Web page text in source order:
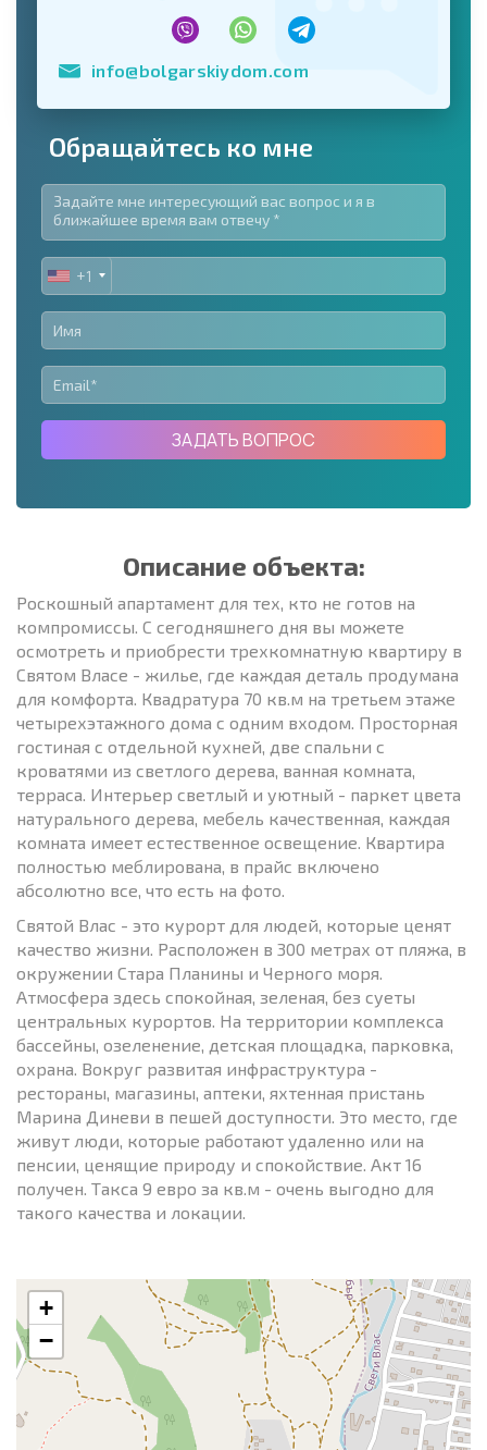
info@bolgarskiydom.com
Обращайтесь ко мне
UNITED
STATES
+1
+1
ЗАДАТЬ ВОПРОС
Описание объекта:
Роскошный апартамент для тех, кто не готов на
компромиссы. С сегодняшнего дня вы можете
осмотреть и приобрести трехкомнатную квартиру в
Святом Власе - жилье, где каждая деталь продумана
для комфорта. Квадратура 70 кв.м на третьем этаже
четырехэтажного дома с одним входом. Просторная
гостиная с отдельной кухней, две спальни с
кроватями из светлого дерева, ванная комната,
терраса. Интерьер светлый и уютный - паркет цвета
натурального дерева, мебель качественная, каждая
комната имеет естественное освещение. Квартира
полностью меблирована, в прайс включено
абсолютно все, что есть на фото.
Святой Влас - это курорт для людей, которые ценят
качество жизни. Расположен в 300 метрах от пляжа, в
окружении Стара Планины и Черного моря.
Атмосфера здесь спокойная, зеленая, без суеты
центральных курортов. На территории комплекса
бассейны, озеленение, детская площадка, парковка,
охрана. Вокруг развитая инфраструктура -
рестораны, магазины, аптеки, яхтенная пристань
Марина Диневи в пешей доступности. Это место, где
живут люди, которые работают удаленно или на
пенсии, ценящие природу и спокойствие. Акт 16
получен. Такса 9 евро за кв.м - очень выгодно для
такого качества и локации.
+
−